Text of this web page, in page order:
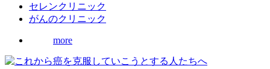
セレンクリニック
がんのクリニック
more